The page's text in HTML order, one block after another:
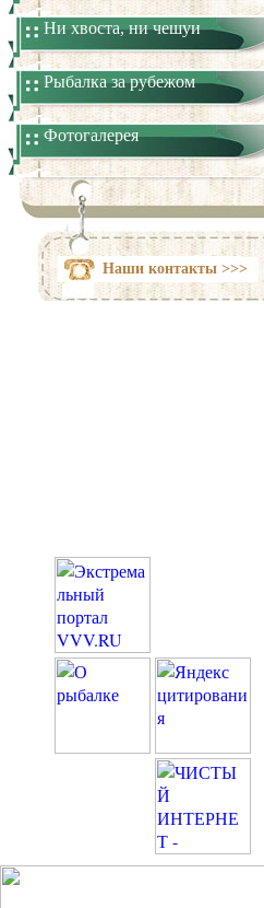
Ни хвоста, ни чешуи
Рыбалка за рубежом
Фотогалерея
Наши контакты >>>